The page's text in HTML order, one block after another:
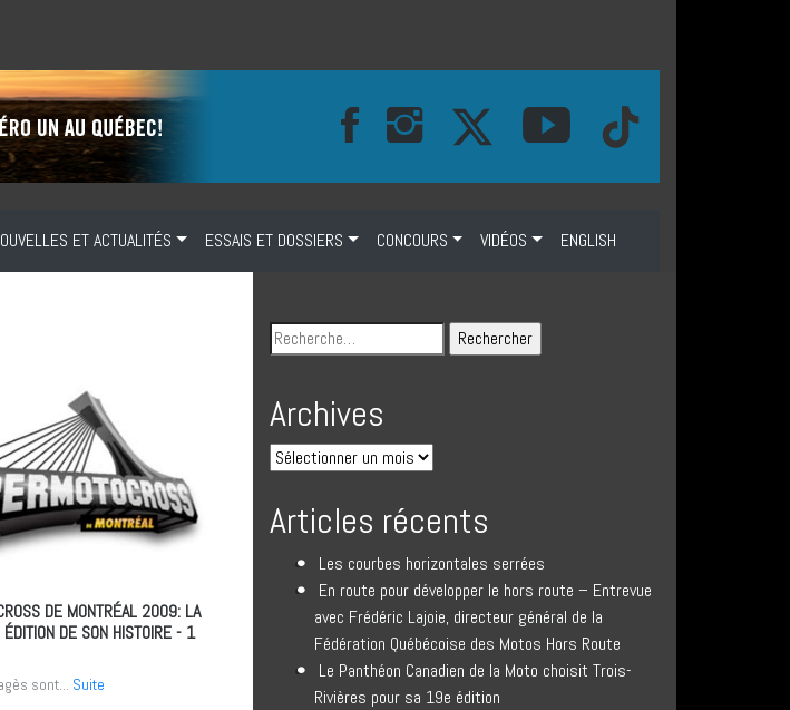
ET ACTUALITÉS ESSAIS ET DOSSIERS CONCOURS VIDÉOS ENGLISH
DE MONTRÉAL 2009: LA
DE SON HISTOIRE- 1
sont... Suite
Archives
Articles récents
Les courbes horizontales serrées
En route pour développer le hors route – Entrevue
avec Frédéric Lajoie, directeur général de la
Fédération Québécoise des Motos Hors Route
Le Panthéon Canadien de la Moto choisit Trois-
Rivières pour sa 19e édition